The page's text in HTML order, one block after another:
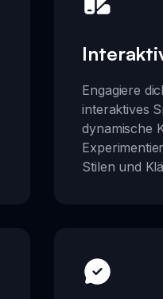
Engagiere
interaktives
dynamische
Stilen und